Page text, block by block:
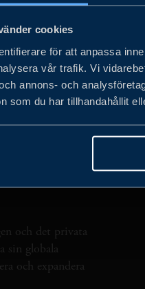
cookies
för att anpassa
vår trafik. Vi
annons- och
som du har tillhandahållit
och det privata
sin globala
och expandera